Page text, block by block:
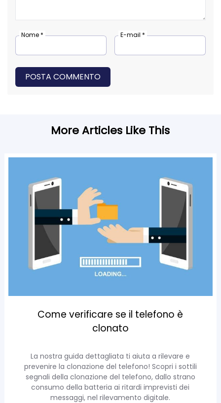
Nome * E-mail *
POSTA COMMENTO
More Articles Like This
Come verificare se il telefono è
clonato
La nostra guida dettagliata ti aiuta a rilevare e
prevenire la clonazione del telefono! Scopri i sottili
segnali della clonazione del telefono, dallo strano
consumo della batteria ai ritardi imprevisti dei
messaggi, nel rilevamento digitale.